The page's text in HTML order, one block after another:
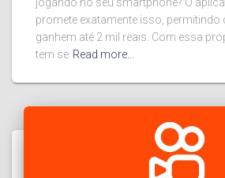
jogando no seu smartphone? O
promete exatamente isso, permitindo
ganhem até 2 mil reais. Com essa
tem se Read more…